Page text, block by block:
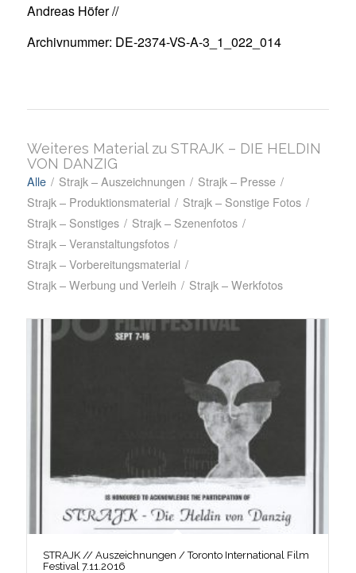
Andreas Höfer //
Archivnummer: DE-2374-VS-A-3_1_022_014
Weiteres Material zu STRAJK – DIE HELDIN
VON DANZIG
Alle / Strajk – Auszeichnungen / Strajk – Presse /
Strajk – Produktionsmaterial / Strajk – Sonstige Fotos /
Strajk – Sonstiges / Strajk – Szenenfotos /
Strajk – Veranstaltungsfotos /
Strajk – Vorbereitungsmaterial /
Strajk – Werbung und Verleih / Strajk – Werkfotos
STRAJK // Auszeichnungen / Toronto International Film
Festival 7.11.2016